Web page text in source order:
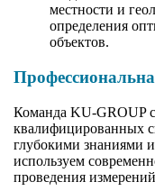
местности и
определения
объектов.
Команда KU-GROUP
квалифицированных
глубокими знаниями
используем
проведения